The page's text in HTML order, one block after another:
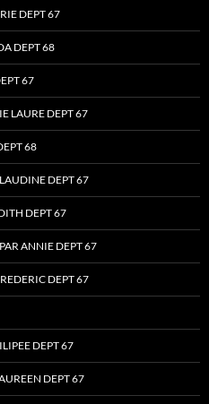
DEPT 67
DEPT 68
67
LAURE DEPT 67
68
DEPT 67
DEPT 67
ANNIE DEPT 67
DEPT 67
DEPT 67
DEPT 67